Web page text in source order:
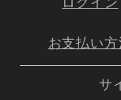
お支払い
サ